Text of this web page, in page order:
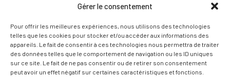
Gérer le consentement
Pour offrir les meilleures expériences, nous utilisons des technologies
telles que les cookies pour stocker et/ou accéder aux informations des
appareils. Le fait de consentir à ces technologies nous permettra de traiter
des données telles que le comportement de navigation ou les ID uniques
sur ce site. Le fait de ne pas consentir ou de retirer son consentement
peut avoir un effet négatif sur certaines caractéristiques et fonctions.
GESTION DES COOKIES
SUIVEZ-NOUS
SUR LES RÉSEAUX